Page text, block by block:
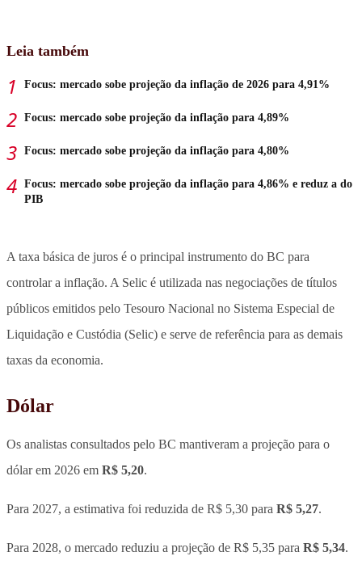
Leia também
Focus: mercado sobe projeção da inflação de 2026 para 4,91%
Focus: mercado sobe projeção da inflação para 4,89%
Focus: mercado sobe projeção da inflação para 4,80%
Focus: mercado sobe projeção da inflação para 4,86% e reduz a do
PIB
A taxa básica de juros é o principal instrumento do BC para
controlar a inflação. A Selic é utilizada nas negociações de títulos
públicos emitidos pelo Tesouro Nacional no Sistema Especial de
Liquidação e Custódia (Selic) e serve de referência para as demais
taxas da economia.
Dólar
Os analistas consultados pelo BC mantiveram a projeção para o
dólar em 2026 em R$ 5,20.
Para 2027, a estimativa foi reduzida de R$ 5,30 para R$ 5,27.
Para 2028, o mercado reduziu a projeção de R$ 5,35 para R$ 5,34.